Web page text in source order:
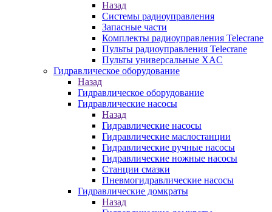
Назад
Системы радиоуправления
Запасные части
Комплекты радиоуправления Telecrane
Пульты радиоуправления Telecrane
Пульты универсальные XAC
Гидравлическое оборудование
Назад
Гидравлическое оборудование
Гидравлические насосы
Назад
Гидравлические насосы
Гидравлические маслостанции
Гидравлические ручные насосы
Гидравлические ножные насосы
Станции смазки
Пневмогидравлические насосы
Гидравлические домкраты
Назад